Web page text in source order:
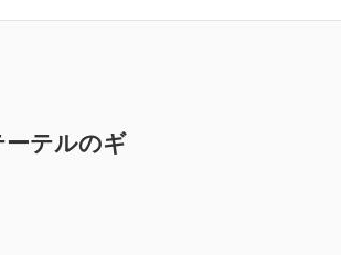
ーテルのギ